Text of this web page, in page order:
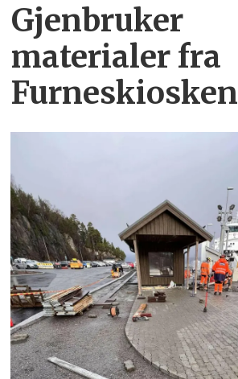
Gjenbruker
materialer fra
Furneskiosken